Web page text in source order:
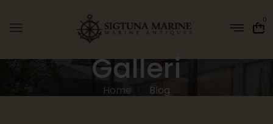
0
Galleri
Home Blog